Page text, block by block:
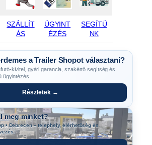
SZÁLLÍT
ÁS
ÜGYINT
ÉZÉS
SEGÍTÜ
NK
a Trailer Shopot választani?
kivitel, gyári garancia, szakértő segítség és
ügyintézés.
Részletek →
meg minket?
• Debrecen – telephely, elérhetőség és